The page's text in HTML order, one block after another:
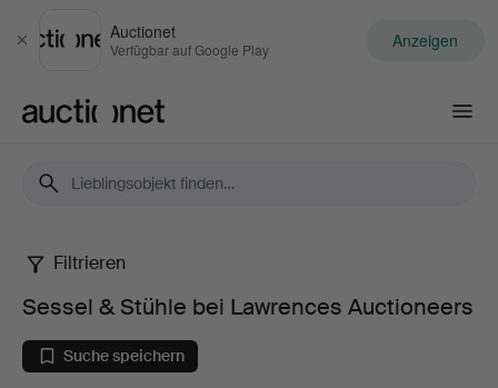
Schließen
Auctionet
Verfügbar auf Google Play Anzeigen
Sessel
Filtrieren
Sessel & Stühle bei Lawrences Auctioneers
Suche speichern